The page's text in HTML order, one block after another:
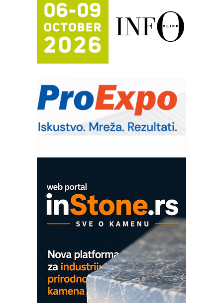
Trajna oznaka kao dugoročna korist
Bezbednost na prvom mestu!
IB BLUMENAUER - više od 40 godina
poverenja u industriji
COMBYPACK
– Pametna signalizacija za efikasnije
upravljanje mašinama
Sigurnije ispitivanje transformatora u
solarnim elektranama i vetroparkovima
Pranje točkova na gradilištu- standard
ROSA i SCHUNK podižu proizvodnju
Detekcija različitih oblika
MAREX - Lim i mašine za savremena
rešenja
Marcom-plast d.o.o.- vaš pouzdan
CTO - Prilagodite svoju toplinsku
obradu!